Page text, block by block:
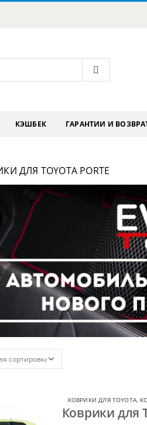
КЭШБЕК ГАРАНТИИ И
ДЛЯ TOYOTA PORTE
КОВРИКИ ДЛЯ TOYOTA,
Коврики для